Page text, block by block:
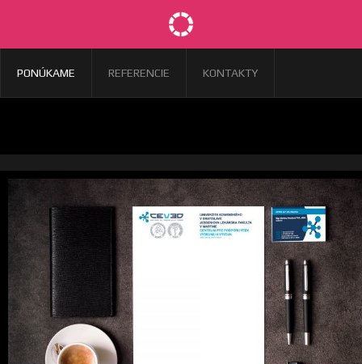
PONÚKAME REFERENCIE KONTAKTY